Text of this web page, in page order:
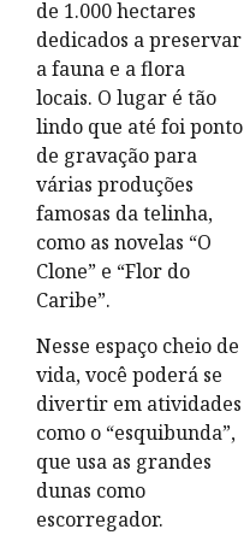
de 1.000 hectares
dedicados a preservar
a fauna e a flora
locais. O lugar é tão
lindo que até foi ponto
de gravação para
várias produções
famosas da telinha,
como as novelas “O
Clone” e “Flor do
Caribe”.
Nesse espaço cheio de
vida, você poderá se
divertir em atividades
como o “esquibunda”,
que usa as grandes
dunas como
escorregador.